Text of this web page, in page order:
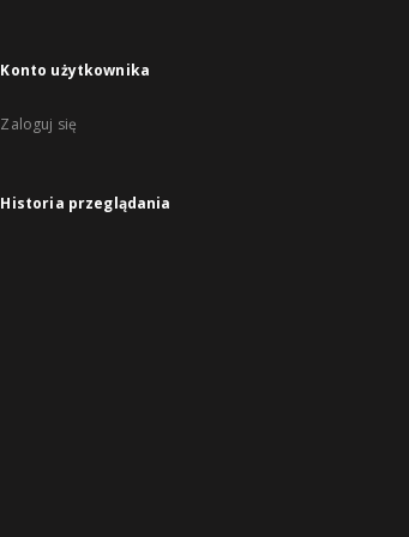
Konto użytkownika
Zaloguj się
Historia przeglądania